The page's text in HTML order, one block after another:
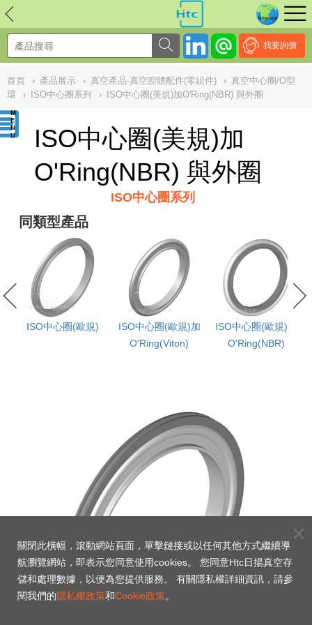
我要詢價
首頁 › 產品展示 › 真空產品-真空腔體配件(零組件) › 真空中心圈/O型
環
› ISO中心圈系列 › ISO中心圈(美規)加O'Ring(NBR) 與外圈
ISO中心圈(美規)加
O'Ring(NBR) 與外圈
ISO中心圈系列
同類型產品
ISO中心圈(歐規)
ISO中心圈(歐規)加
O'Ring(Viton)
ISO中心圈(歐規)加
O'Ring(NBR)
NULL
關閉此橫幅，滾動網站頁面，單擊鏈接或以任何其他方式繼續導
航瀏覽網站，即表示您同意使用cookies。 您同意Htc日揚真空存
儲和處理數據，以便為您提供服務。 有關隱私權詳細資訊，請參
閱我們的隱私權政策和Cookie政策。